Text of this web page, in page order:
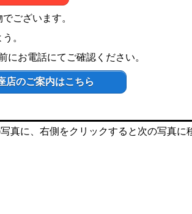
ございます。
。
お電話にてご確認ください。
店のご案内はこちら
に、右側をクリックすると次の写真に